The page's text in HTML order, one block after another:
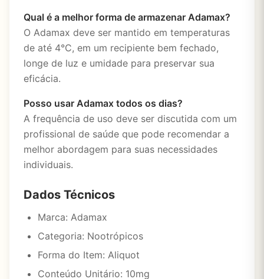
Qual é a melhor forma de armazenar Adamax?
O Adamax deve ser mantido em temperaturas
de até 4°C, em um recipiente bem fechado,
longe de luz e umidade para preservar sua
eficácia.
Posso usar Adamax todos os dias?
A frequência de uso deve ser discutida com um
profissional de saúde que pode recomendar a
melhor abordagem para suas necessidades
individuais.
Dados Técnicos
Marca: Adamax
Categoria: Nootrópicos
Forma do Item: Aliquot
Conteúdo Unitário: 10mg